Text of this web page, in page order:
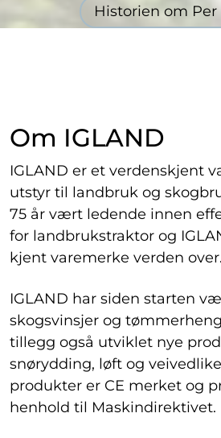
Historien om
Om IGLAND
IGLAND er et verdenskjent
utstyr til landbruk og
75 år vært ledende innen
for landbrukstraktor og
kjent varemerke verden over.
IGLAND har siden starten
skogsvinsjer og
tillegg også utviklet nye
snørydding, løft og
produkter er CE merket og
henhold til Maskindirektivet.